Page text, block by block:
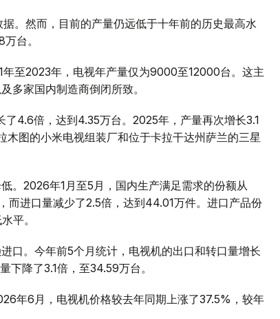
。然而，目前的产量仍远低于十年前的历史最高水
台。
至2023年，电视年产量仅为9000至12000台。这主
多家国内制造商倒闭所致。
4.6倍，达到4.35万台。2025年，产量再次增长3.1
图的小米电视组装厂和位于卡拉干达州萨兰的三星
。2026年1月至5月，国内生产满足需求的份额从
而进口量减少了2.5倍，达到44.01万件。进口产品份
平。
口。今年前5个月统计，电视机的出口和转口量增长
下降了3.1倍，至34.59万台。
年6月，电视机价格较去年同期上涨了37.5%，较年